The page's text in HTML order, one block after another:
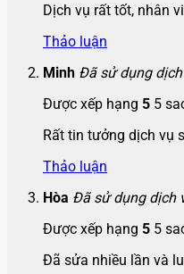
Dịch vụ rất tốt, nhân
Thảo luận
Minh Đã sử dụng
Được xếp hạng 5 5
Rất tin tưởng dịch vụ
Thảo luận
Hòa Đã sử dụng dịch
Được xếp hạng 5 5
Đã sửa nhiều lần và